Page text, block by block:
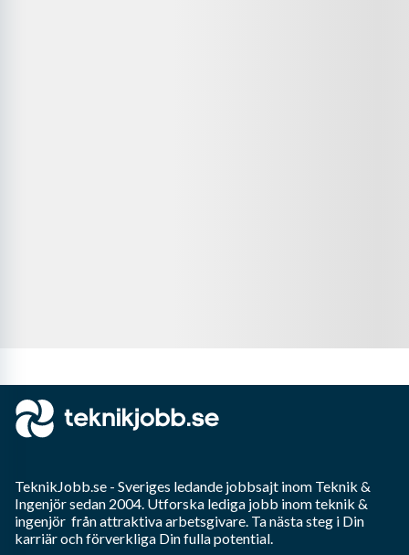
TeknikJobb.se - Sveriges ledande jobbsajt inom Teknik &
Ingenjörsedan 2004. Utforska lediga jobb inomteknik &
ingenjör från attraktiva arbetsgivare. Ta nästa steg i Din
karriär och förverkliga Din fulla potential.